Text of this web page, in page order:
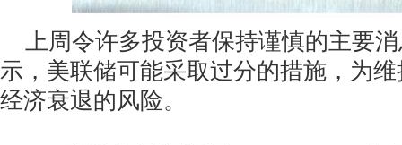
上周令许多投资者保持谨慎的主要
示，美联储可能采取过分的措施，为
经济衰退的风险。